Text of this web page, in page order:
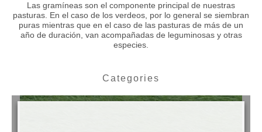
Las gramíneas son el componente principal de nuestras
pasturas. En el caso de los verdeos, por lo general se siembran
puras mientras que en el caso de las pasturas de más de un
año de duración, van acompañadas de leguminosas y otras
especies.
Categories